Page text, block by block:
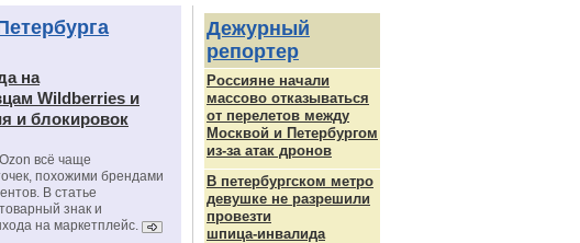
на
Wildberries и
и блокировок
всё чаще
похожими брендами
В статье
знак и
на маркетплейс.
Дежурный
репортер
Россияне начали
массово отказываться
от перелетов между
Москвой и Петербургом
из-за атак дронов
В петербургском метро
девушке не разрешили
провезти
шпица‑инвалида